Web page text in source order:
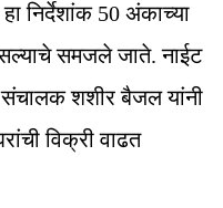
निर्देशांक 50 अंकाच्या
समजले जाते. नाईट
शशीर बैजल यांनी
विक्री वाढत